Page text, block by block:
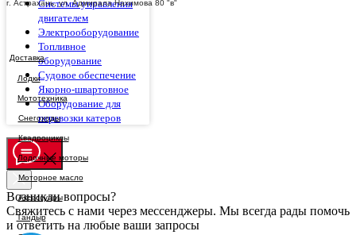
г. Астрахань, ул. Адмирала Нахимова 80 "в"
Доставка
Системы управления
двигателем
Электрооборудование
Топливное
оборудование
Судовое обеспечение
Якорно-швартовное
Оборудование для
перевозки катеров
Возникли вопросы?
Свяжитесь с нами через мессенджеры. Мы всегда рады помочь
и ответить на любые ваши запросы